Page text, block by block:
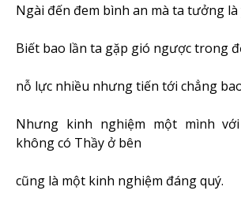
Ngài đến đem bình an mà ta tưởng là
Biết bao lần ta gặp gió ngược trong
nỗ lực nhiều nhưng tiến tới chẳng
Nhưng kinh nghiệm một mình
không có Thầy ở bên
cũng là một kinh nghiệm đáng quý.